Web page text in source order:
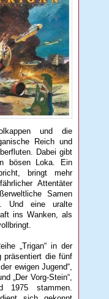
und die
Reich und
Dabei gibt
bösen Loka. Ein
bringt mehr
Attentäter
Samen
Und eine uralte
ins Wanken, als
„Trigan“ in der
präsentiert die fünf
ewigen Jugend“,
„Der Vorg-Stein“,
stammen.